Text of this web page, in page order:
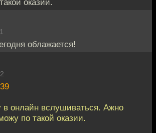
облажается!
онлайн вслушиваться. Ажно
по такой оказии.